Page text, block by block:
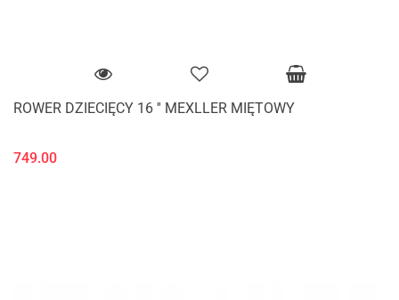
ROWER DZIECIĘCY 16 '' MEXLLER MIĘTOWY
749.00